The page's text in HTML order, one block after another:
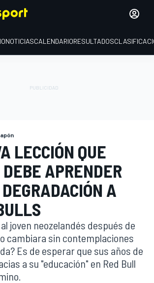
NOTICIASCALENDARIORESULTADOS
LECCIÓN QUE
APRENDER
A
joven neozelandés después de
cambiara sin contemplaciones
Es de esperar que sus años de
a su "educación" en Red Bull